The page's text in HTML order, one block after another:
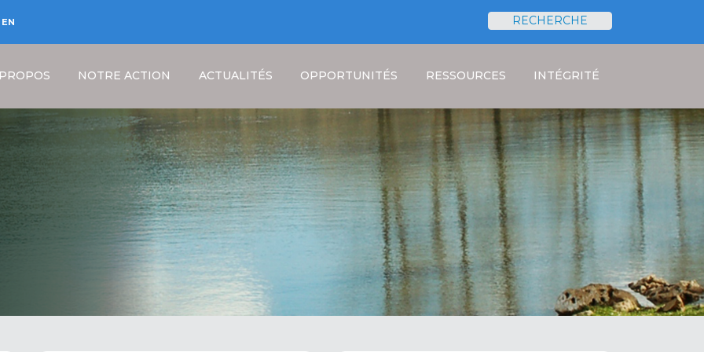
EN
RECHERCHE
NOTRE ACTION ACTUALITÉS OPPORTUNITÉS RESSOURCES INTÉGRITÉ
Fil
d'Ariane